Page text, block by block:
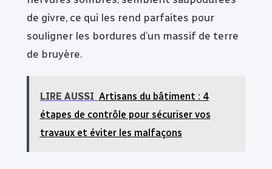
de givre, ce qui les rend parfaites pour
souligner les bordures d’un massif de terre
de bruyère.
LIRE AUSSI Artisans du bâtiment : 4
étapes de contrôle pour sécuriser vos
travaux et éviter les malfaçons